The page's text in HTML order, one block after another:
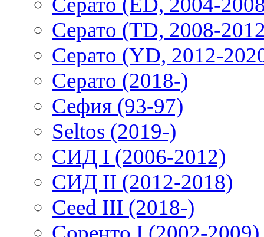
Серато (TD, 2008-
Серато (YD, 2012-
Серато (2018-)
Сефия (93-97)
Seltos (2019-)
СИД I (2006-2012)
СИД II (2012-2018)
Ceed III (2018-)